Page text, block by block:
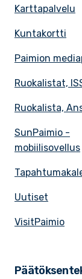
Karttapalvelu
Kuntakortti
Paimion
Ruokalistat,
Ruokalista,
SunPaimio -
mobiilisovellus
Uutiset
VisitPaimio